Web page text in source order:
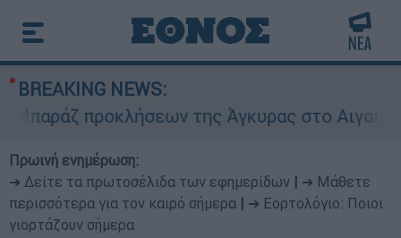
BREAKING NEWS:
προκλήσεων της Άγκυρας στο Αιγαίο:
Πρωινή ενημέρωση:
➔ Δείτε τα πρωτοσέλιδα των εφημερίδων
➔ Μάθετε
περισσότερα για τον καιρό σήμερα
➔ Εορτολόγιο: Ποιοι
γιορτάζουν σήμερα